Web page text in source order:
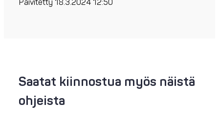
Päivitetty 18.3.2024 12:50
Saatat kiinnostua myös näistä
ohjeista